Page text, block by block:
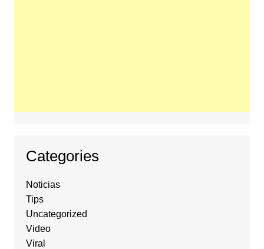
Categories
Noticias
Tips
Uncategorized
Video
Viral